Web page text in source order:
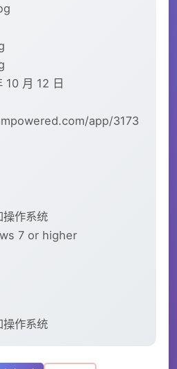
10 月 12 日
app/3173
作系统
7 or higher
作系统